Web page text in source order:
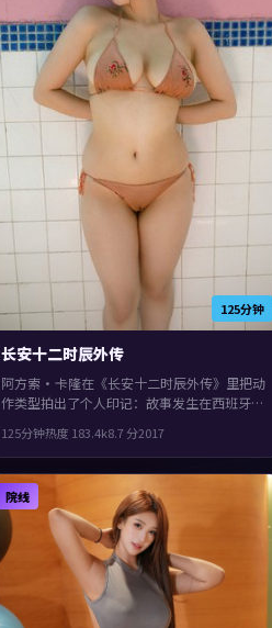
125分钟
长安十二时辰外传
阿方索·卡隆在《长安十二时辰外传》里把动
作类型拍出了个人印记：故事发生在西班牙，
玉、刘亦菲。真相像洋葱一样被层层剥开，整
体完成度较高，适合喜欢细腻叙事与人物刻画
的观众。
125分钟热度 183.4k8.7分2017
院线